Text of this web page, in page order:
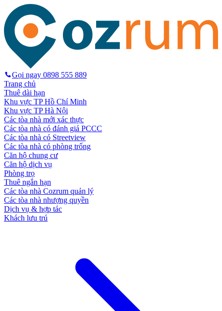
Gọi ngay 0898 555 889
Trang chủ
Thuê dài hạn
Khu vực TP Hồ Chí Minh
Khu vực TP Hà Nội
Các tòa nhà mới xác thực
Các tòa nhà có đánh giá PCCC
Các tòa nhà có Streetview
Các tòa nhà có phòng trống
Căn hộ chung cư
Căn hộ dịch vụ
Phòng trọ
Thuê ngắn hạn
Các tòa nhà Cozrum quản lý
Các tòa nhà nhượng quyền
Dịch vụ & hợp tác
Khách lưu trú